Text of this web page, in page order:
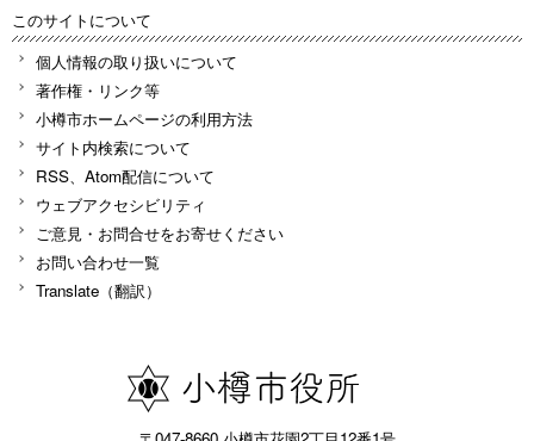
このサイトについて
個人情報の取り扱いについて
著作権・リンク等
小樽市ホームページの利用方法
サイト内検索について
RSS、Atom配信について
ウェブアクセシビリティ
ご意見・お問合せをお寄せください
お問い合わせ一覧
Translate（翻訳）